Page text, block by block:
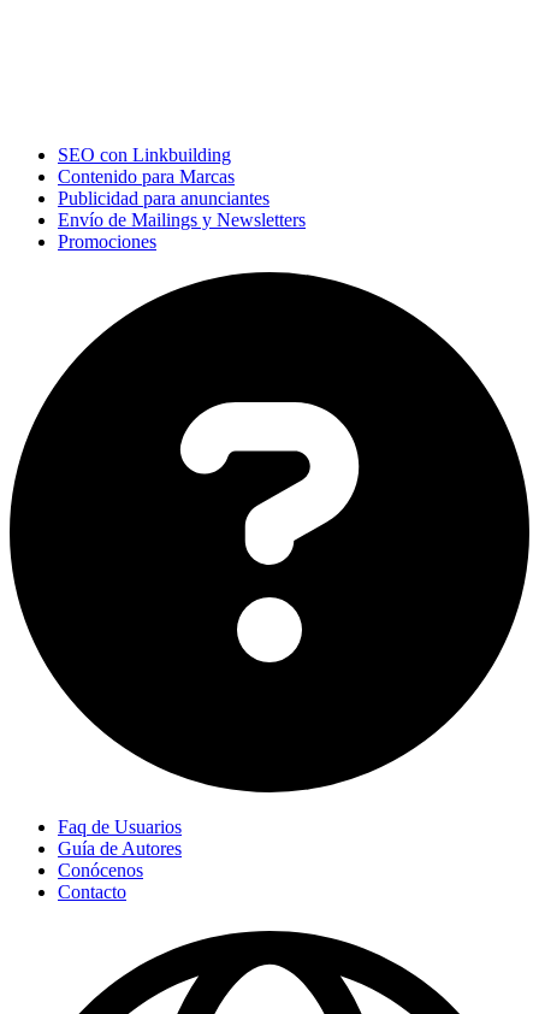
SEO con Linkbuilding
Contenido para Marcas
Publicidad para anunciantes
Envío de Mailings y Newsletters
Promociones
Faq de Usuarios
Guía de Autores
Conócenos
Contacto